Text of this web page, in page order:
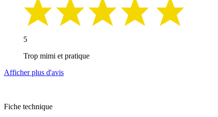
5
Trop mimi et pratique
Afficher plus d'avis
Fiche technique